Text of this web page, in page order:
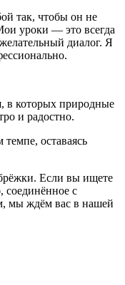
так, чтобы он не
уроки — это всегда
диалог. Я
в которых природные
и радостно.
темпе, оставаясь
Если вы ищете
соединённое с
мы ждём вас в нашей